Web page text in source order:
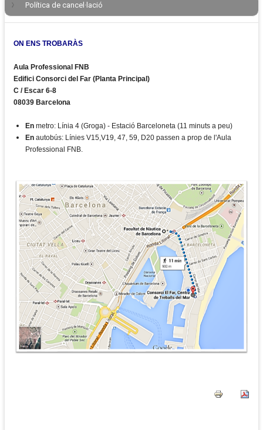
Política de cancel·lació
ON ENS TROBARÀS
Aula Professional FNB
Edifici Consorci del Far (Planta Principal)
C / Escar 6-8
08039 Barcelona
En metro: Línia 4 (Groga) - Estació Barceloneta (11 minuts a peu)
En autobús: Línies V15,V19, 47, 59, D20 passen a prop de l'Aula
Professional FNB.